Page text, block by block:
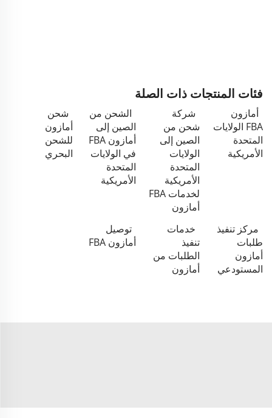
فئات المنتجات ذات الصلة
أمازون
FBA الولايات
المتحدة
الأمريكية
شركة
شحن من
الصين إلى
الولايات
المتحدة
الأمريكية
لخدمات FBA
أمازون
الشحن من
الصين إلى
أمازون FBA
في الولايات
المتحدة
الأمريكية
شحن
أمازون
للشحن
البحري
مركز تنفيذ
طلبات
أمازون
المستودعي
خدمات
تنفيذ
الطلبات من
أمازون
توصيل
أمازون FBA